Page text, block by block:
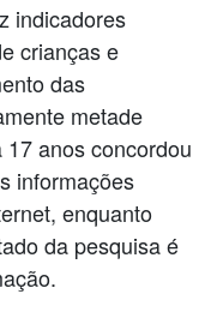
indicadores
crianças e
das
metade
anos concordou
informações
enquanto
da pesquisa é